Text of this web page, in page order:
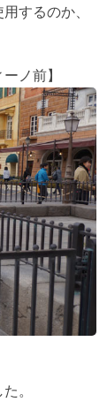
するのか、
ノ前】
。